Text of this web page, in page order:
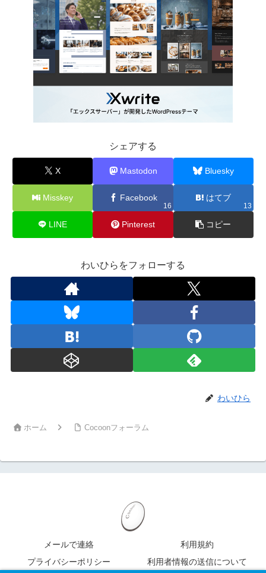
シェアする
X Mastodon Bluesky
Misskey Facebook
16
はてブ
13
LINE Pinterest コピー
わいひらをフォローする
わいひら
ホーム Cocoonフォーラム
メールで連絡
利用規約
プライバシーポリシー
利用者情報の送信について